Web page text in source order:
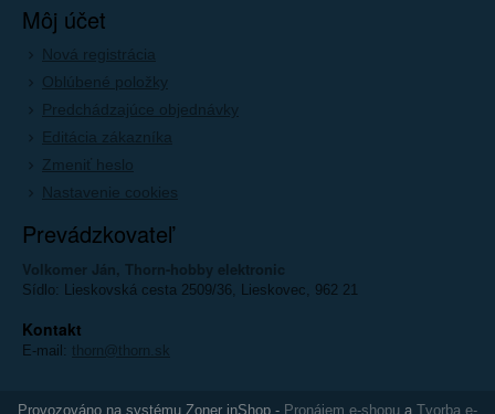
Môj účet
Nová registrácia
Oblúbené položky
Predchádzajúce objednávky
Editácia zákazníka
Zmeniť heslo
Nastavenie cookies
Prevádzkovateľ
Volkomer Ján, Thorn-hobby elektronic
Sídlo: Lieskovská cesta 2509/36, Lieskovec, 962 21
Kontakt
E-mail: thorn@thorn.sk
Provozováno na systému Zoner inShop - Pronájem e-shopu a Tvorba e-